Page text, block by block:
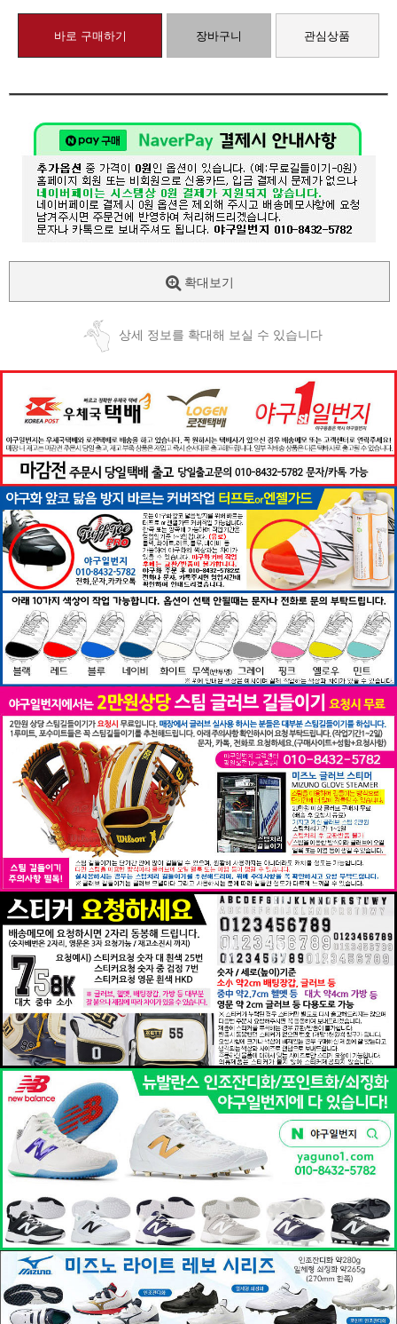
바로 구매하기 장바구니 관심상품
확대보기
상세 정보를 확대해 보실 수 있습니다